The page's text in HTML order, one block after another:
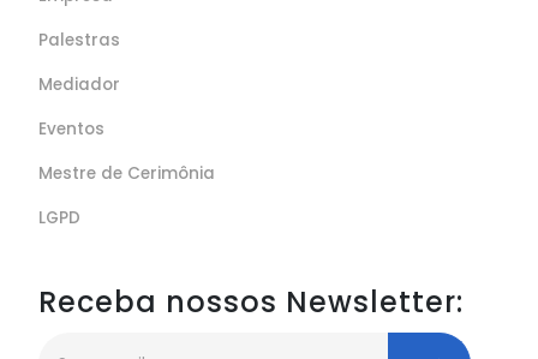
Palestras
Mediador
Eventos
Mestre de Cerimônia
LGPD
Receba nossos Newsletter: